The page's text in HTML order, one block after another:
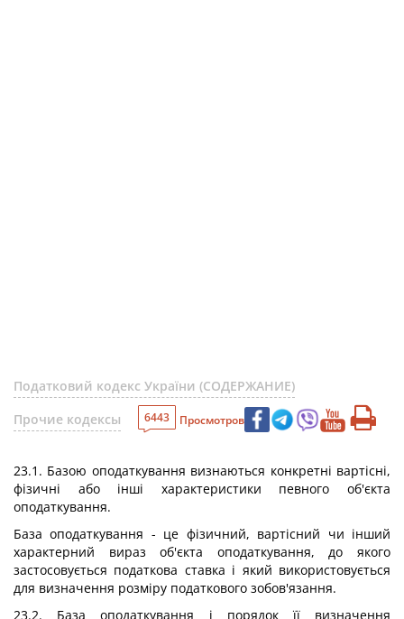
Податковий кодекс України (СОДЕРЖАНИЕ)
Прочие кодексы
6443 Просмотров
23.1. Базою оподаткування визнаються конкретні вартісні,
фізичні або інші характеристики певного об'єкта
оподаткування.
База оподаткування - це фізичний, вартісний чи інший
характерний вираз об'єкта оподаткування, до якого
застосовується податкова ставка і який використовується
для визначення розміру податкового зобов'язання.
23.2. База оподаткування і порядок її визначення